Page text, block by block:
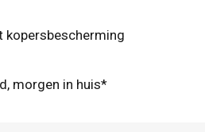
kopersbescherming
morgen in huis*